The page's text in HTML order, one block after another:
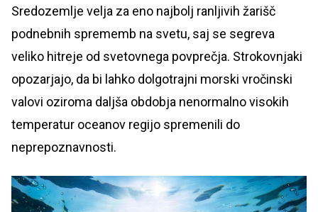
Sredozemlje velja za eno najbolj ranljivih žarišč
podnebnih sprememb na svetu, saj se segreva
veliko hitreje od svetovnega povprečja. Strokovnjaki
opozarjajo, da bi lahko dolgotrajni morski vročinski
valovi oziroma daljša obdobja nenormalno visokih
temperatur oceanov regijo spremenili do
neprepoznavnosti.